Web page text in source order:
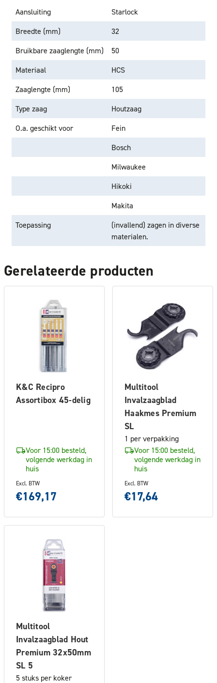
Aansluiting
Starlock
Breedte (mm)
32
Bruikbare zaaglengte (mm)
50
Materiaal
HCS
Zaaglengte (mm)
105
Type zaag
Houtzaag
O.a. geschikt voor
Fein
Bosch
Milwaukee
Hikoki
Makita
Toepassing
(invallend) zagen in diverse
materialen.
Gerelateerde producten
K&C Recipro
Assortibox 45-delig
Voor 15:00 besteld,
volgende werkdag in
huis
Excl. BTW
€169,17
Multitool
Invalzaagblad
Haakmes Premium
SL
1 per verpakking
Voor 15:00 besteld,
volgende werkdag in
huis
Excl. BTW
€17,64
Multitool
Invalzaagblad Hout
Premium 32x50mm
SL 5
5 stuks per koker